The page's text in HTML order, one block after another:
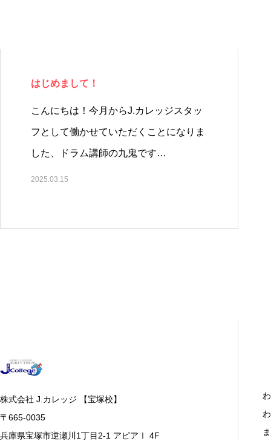
はじめまして！
こんにちは！今月からJ.カレッジスタッ
フとして働かせていただくことになりま
した、ドラム講師の九鬼です…
2025.03.15
株式会社 J.カレッジ 【宝塚校】
〒665-0035
兵庫県宝塚市逆瀬川1丁目2-1 アピアⅠ 4F